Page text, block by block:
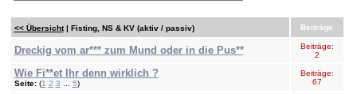
<< Übersicht| Fisting, NS & KV (aktiv / passiv) Beiträge
Dreckig vom ar*** zum Mund oder in die Pus**
Beiträge:
2
Wie Fi**et Ihr denn wirklich ?
Seite:(1 2 3 5)
Beiträge:
67